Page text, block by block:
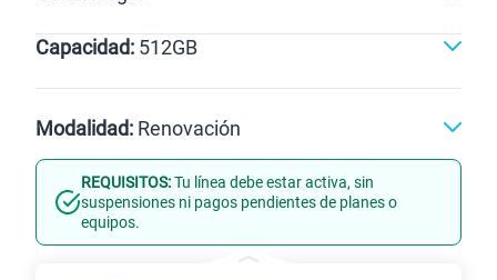
Naranja
Capacidad: 512GB
512GB
Modalidad: Renovación
Línea Nueva Portabilidad
REQUISITOS:Tu línea debe estar activa, sin
suspensiones ni pagos pendientes de planes o
equipos.